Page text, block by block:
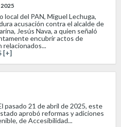
local del PAN, Miguel Lechuga,
acusación contra el alcalde de
Jesús Nava, a quien señaló
encubrir actos de
relacionados...
[+]
pasado 21 de abril de 2025, este
aprobó reformas y adiciones
de Accesibilidad...